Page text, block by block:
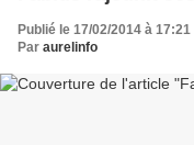
Publié le 17/02/2014 à 17:21
Par aurelinfo